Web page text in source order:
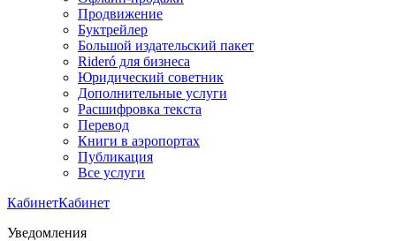
Продвижение
Буктрейлер
Большой издательский пакет
Rideró для бизнеса
Юридический советник
Дополнительные услуги
Расшифровка текста
Перевод
Книги в аэропортах
Публикация
Все услуги
КабинетКабинет
Уведомления